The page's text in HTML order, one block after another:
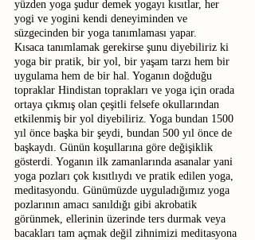
yüzden yoga şudur demek yogayı kısıtlar, her
yogi ve yogini kendi deneyiminden ve
süzgecinden bir yoga tanımlaması yapar.
Kısaca tanımlamak gerekirse şunu diyebiliriz ki
yoga bir pratik, bir yol, bir yaşam tarzı hem bir
uygulama hem de bir hal. Yoganın doğduğu
topraklar Hindistan toprakları ve yoga için orada
ortaya çıkmış olan çeşitli felsefe okullarından
etkilenmiş bir yol diyebiliriz. Yoga bundan 1500
yıl önce başka bir şeydi, bundan 500 yıl önce de
başkaydı. Günün koşullarına göre değişiklik
gösterdi. Yoganın ilk zamanlarında asanalar yani
yoga pozları çok kısıtlıydı ve pratik edilen yoga,
meditasyondu. Günümüzde uyguladığımız yoga
pozlarının amacı sanıldığı gibi akrobatik
görünmek, ellerinin üzerinde ters durmak veya
bacakları tam açmak değil zihnimizi meditasyona